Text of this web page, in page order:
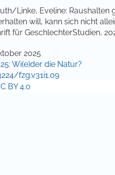
Linke, Eveline: Raushalten
will, kann sich nicht
für GeschlechterStudien,
2025
Wi(e)der die Natur?
fzg.v31i1.09
BY 4.0
(2015): Mehr als schöner